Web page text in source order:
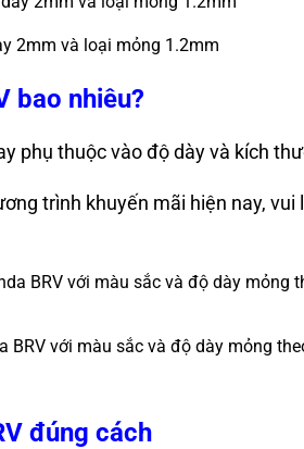
2mm và loại mỏng 1.2mm
bao nhiêu?
phụ thuộc vào độ dày và kích
trình khuyến mãi hiện nay,
với màu sắc và độ dày mỏng
đúng cách